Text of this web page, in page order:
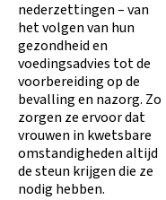
nederzettingen – van
het volgen van hun
gezondheid en
voedingsadvies tot de
voorbereiding op de
bevalling en nazorg. Zo
zorgen ze ervoor dat
vrouwen in kwetsbare
omstandigheden altijd
de steun krijgen die ze
nodig hebben.